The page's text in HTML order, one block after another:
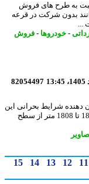
طرح های فروش
بدون شرکت در قرعه
-خودروها-فروش
82054497
شرایط بحرانی این
دریاچه مرتفع است. این پهنه آبی که در ارتفاعی بین 1803 تا 1808 متر از سطح
12
13
14
15